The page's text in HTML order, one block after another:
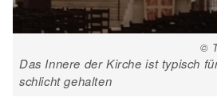
©
Das Innere der Kirche ist typisch
schlicht gehalten